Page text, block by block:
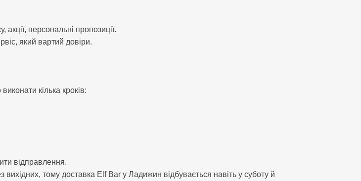
персональні пропозиції.
який вартий довіри.
кілька кроків:
відправлення.
тому доставка Elf Bar у Ладижин відбувається навіть у суботу й